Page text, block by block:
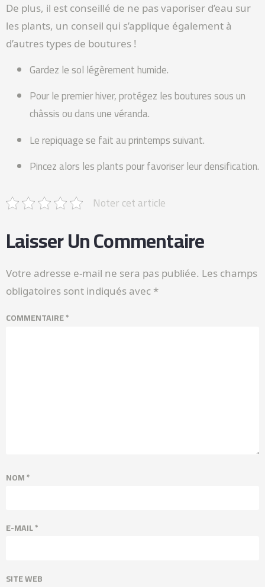
De plus, il est conseillé de ne pas vaporiser d’eau sur
les plants, un conseil qui s’applique également à
d’autres types de boutures !
Gardez le sol légèrement humide.
Pour le premier hiver, protégez les boutures sous un
châssis ou dans une véranda.
Le repiquage se fait au printemps suivant.
Pincez alors les plants pour favoriser leur densification.
Noter cet article
Laisser Un Commentaire
Votre adresse e-mail ne sera pas publiée. Les champs
obligatoires sont indiqués avec *
COMMENTAIRE*
NOM*
E-MAIL*
SITE WEB